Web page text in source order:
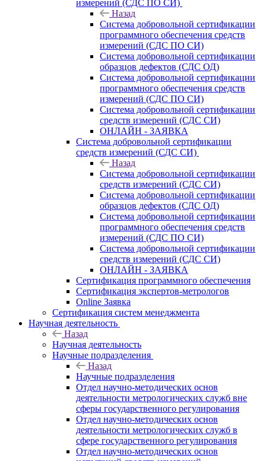
измерений (СДС ПО СИ)
Назад
Система добровольной сертификации
программного обеспечения средств
измерений (СДС ПО СИ)
Система добровольной сертификации
образцов дефектов (СДС ОД)
Система добровольной сертификации
программного обеспечения средств
измерений (СДС ПО СИ)
Система добровольной сертификации
средств измерений (СДС СИ)
ОНЛАЙН - ЗАЯВКА
Система добровольной сертификации
средств измерений (СДС СИ)
Назад
Система добровольной сертификации
средств измерений (СДС СИ)
Система добровольной сертификации
образцов дефектов (СДС ОД)
Система добровольной сертификации
программного обеспечения средств
измерений (СДС ПО СИ)
Система добровольной сертификации
средств измерений (СДС СИ)
ОНЛАЙН - ЗАЯВКА
Сертификация программного обеспечения
Сертификация экспертов-метрологов
Online Заявка
Сертификация систем менеджмента
Научная деятельность
Назад
Научная деятельность
Научные подразделения
Назад
Научные подразделения
Отдел научно-методических основ
деятельности метрологических служб вне
сферы государственного регулирования
Отдел научно-методических основ
деятельности метрологических служб в
сфере государственного регулирования
Отдел научно-методических основ